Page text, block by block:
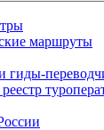
маршруты
гиды-